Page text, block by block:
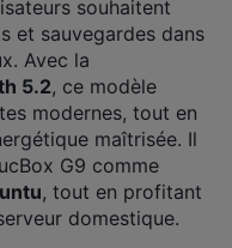
souhaitent
et sauvegardes dans
Avec la
5.2, ce modèle
modernes, tout en
maîtrisée. Il
G9 comme
, tout en profitant
domestique.